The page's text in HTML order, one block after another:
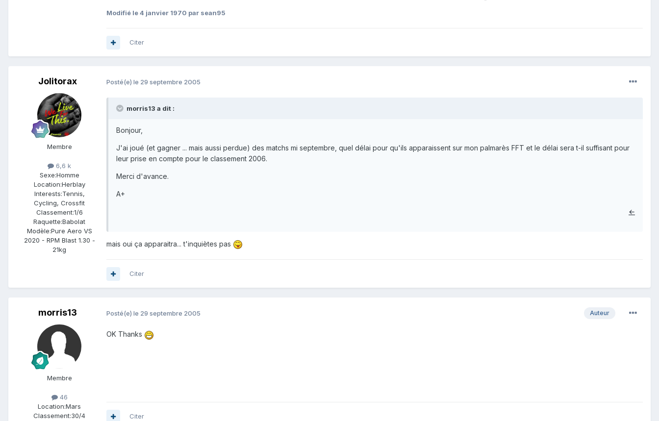
Modifié le 4 janvier 1970 par sean95
Citer
Jolitorax
Membre
6,6 k
Sexe:Homme
Location:Herblay
Interests:Tennis,
Cycling, Crossfit
Classement:1/6
Raquette:Babolat
Modèle:Pure Aero VS
2020 - RPM Blast 1.30 -
21kg
Posté(e) le 29 septembre 2005
morris13 a dit :
Bonjour,
J'ai joué (et gagner ... mais aussi perdue) des matchs mi septembre, quel délai pour qu'ils apparaissent sur mon palmarès FFT et le délai sera t-il suffisant pour
leur prise en compte pour le classement 2006.
Merci d'avance.
A+
←
mais oui ça apparaitra... t'inquiètes pas
Citer
morris13
Membre
46
Location:Mars
Classement:30/4
Auteur
Posté(e) le 29 septembre 2005
OK Thanks
Citer